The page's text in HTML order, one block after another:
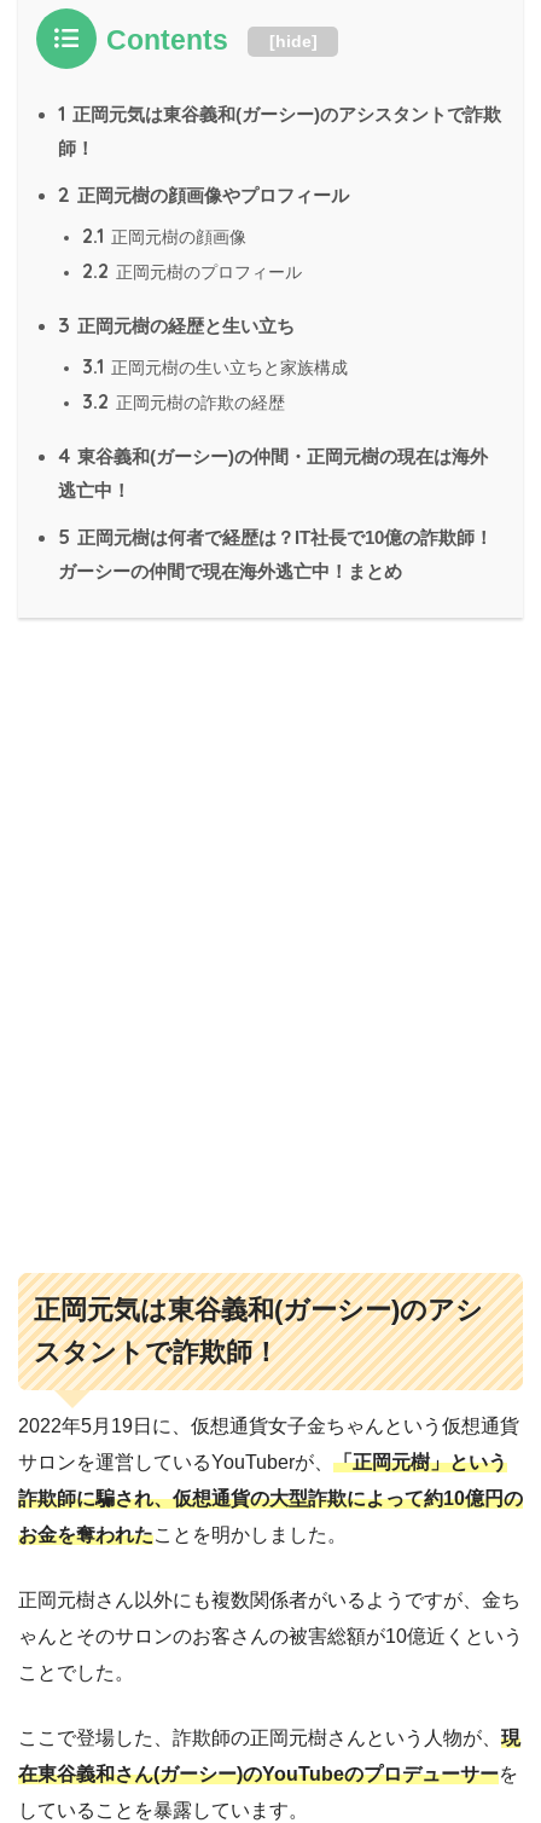
Contents [hide]
1 正岡元気は東谷義和(ガーシー)のアシスタントで詐欺
師！
2 正岡元樹の顔画像やプロフィール
2.1 正岡元樹の顔画像
2.2 正岡元樹のプロフィール
3 正岡元樹の経歴と生い立ち
3.1 正岡元樹の生い立ちと家族構成
3.2 正岡元樹の詐欺の経歴
4 東谷義和(ガーシー)の仲間・正岡元樹の現在は海外
逃亡中！
5 正岡元樹は何者で経歴は？IT社長で10億の詐欺師！
ガーシーの仲間で現在海外逃亡中！まとめ
正岡元気は東谷義和(ガーシー)のアシ
スタントで詐欺師！
2022年5月19日に、仮想通貨女子金ちゃんという仮想通貨
サロンを運営しているYouTuberが、 「正岡元樹」という
詐欺師に騙され、仮想通貨の大型詐欺によって約10億円の
お金を奪われたことを明かしました。
正岡元樹さん以外にも複数関係者がいるようですが、金ち
ゃんとそのサロンのお客さんの被害総額が10億近くという
ことでした。
ここで登場した、詐欺師の正岡元樹さんという人物が、 現
在東谷義和さん(ガーシー)のYouTubeのプロデューサーを
していることを暴露しています。